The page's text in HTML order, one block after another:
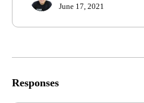
June 17, 2021
Responses